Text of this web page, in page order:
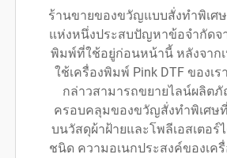
ร้านขายของขวัญแบบสั่งทำพิเศ
แห่งหนึ่งประสบปัญหาข้อจำกัดจ
พิมพ์ที่ใช้อยู่ก่อนหน้านี้ หลังจาก
ใช้เครื่องพิมพ์ Pink DTF ของเร
กล่าวสามารถขยายไลน์ผลิต
ครอบคลุมของขวัญสั่งทำพิเศษ
บนวัสดุผ้าฝ้ายและโพลีเอสเตอร์
ชนิด ความอเนกประสงค์ของเค